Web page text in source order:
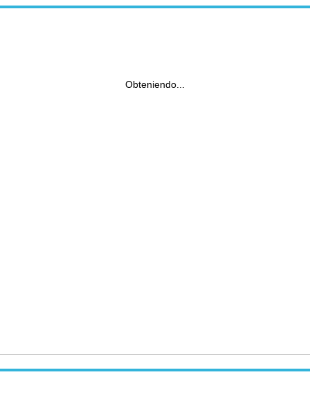
Obteniendo...